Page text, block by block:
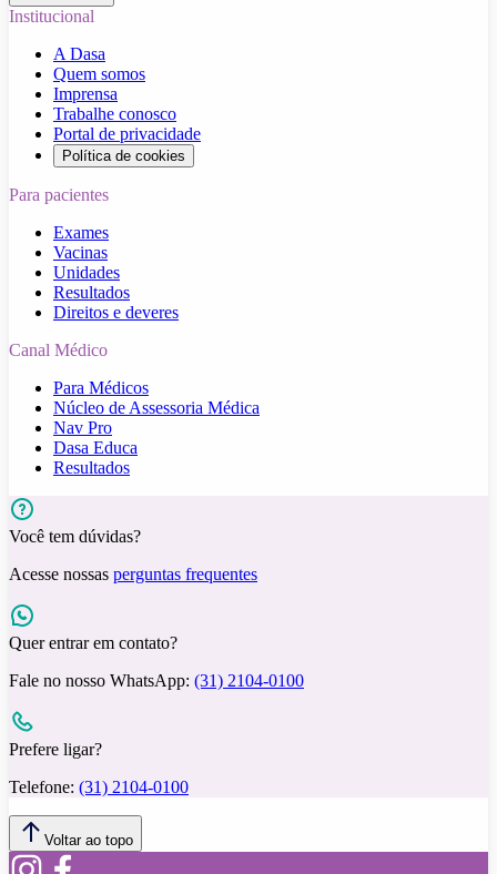
Institucional
A Dasa
Quem somos
Imprensa
Trabalhe conosco
Portal de privacidade
Política de cookies
Para pacientes
Exames
Vacinas
Unidades
Resultados
Direitos e deveres
Canal Médico
Para Médicos
Núcleo de Assessoria Médica
Nav Pro
Dasa Educa
Resultados
Você tem dúvidas?
Acesse nossas perguntas frequentes
Quer entrar em contato?
Fale no nosso WhatsApp: (31) 2104-0100
Prefere ligar?
Telefone: (31) 2104-0100
Voltar ao topo